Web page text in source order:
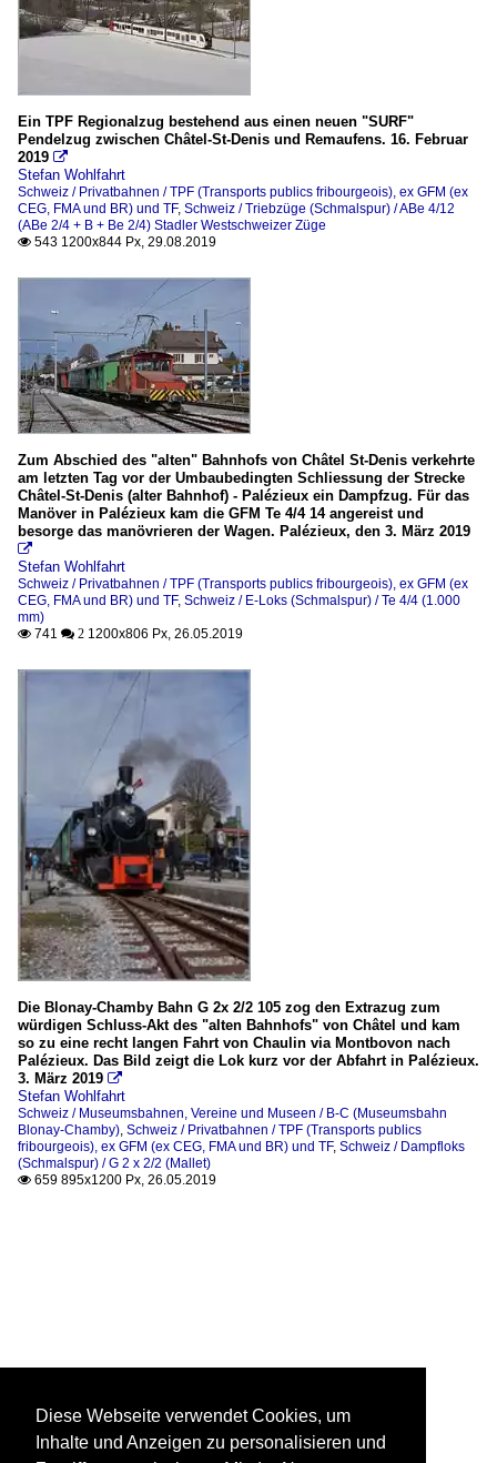
Ein TPF Regionalzug bestehend aus einen neuen "SURF"
Pendelzug zwischen Châtel-St-Denis und Remaufens. 16. Februar
2019 
Stefan Wohlfahrt
Schweiz / Privatbahnen / TPF (Transports publics fribourgeois), ex GFM (ex
CEG, FMA und BR) und TF, Schweiz / Triebzüge (Schmalspur) / ABe 4/12
(ABe 2/4 + B + Be 2/4) Stadler Westschweizer Züge
 543 1200x844 Px, 29.08.2019
Zum Abschied des "alten" Bahnhofs von Châtel St-Denis verkehrte
am letzten Tag vor der Umbaubedingten Schliessung der Strecke
Châtel-St-Denis (alter Bahnhof) - Palézieux ein Dampfzug. Für das
Manöver in Palézieux kam die GFM Te 4/4 14 angereist und
besorge das manövrieren der Wagen. Palézieux, den 3. März 2019

Stefan Wohlfahrt
Schweiz / Privatbahnen / TPF (Transports publics fribourgeois), ex GFM (ex
CEG, FMA und BR) und TF, Schweiz / E-Loks (Schmalspur) / Te 4/4 (1.000
mm)
 741  2 1200x806 Px, 26.05.2019
Die Blonay-Chamby Bahn G 2x 2/2 105 zog den Extrazug zum
würdigen Schluss-Akt des "alten Bahnhofs" von Châtel und kam
so zu eine recht langen Fahrt von Chaulin via Montbovon nach
Palézieux. Das Bild zeigt die Lok kurz vor der Abfahrt in Palézieux.
3. März 2019 
Stefan Wohlfahrt
Schweiz / Museumsbahnen, Vereine und Museen / B-C (Museumsbahn
Blonay-Chamby) Schweiz / Privatbahnen / TPF (Transports publics
fribourgeois), ex GFM (ex CEG, FMA und BR) und TF, Schweiz / Dampfloks
(Schmalspur) / G 2 x 2/2 (Mallet)
 659 895x1200 Px, 26.05.2019
Diese Webseite verwendet Cookies, um
Inhalte und Anzeigen zu personalisieren und